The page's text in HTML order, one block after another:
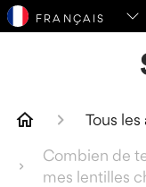
Tous
Combien de
mes lentilles